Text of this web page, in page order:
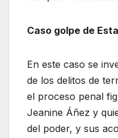
Caso golpe de
En este caso se
de los delitos de
el proceso penal
Jeanine Áñez y
del poder, y sus